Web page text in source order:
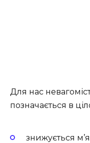
Для нас
позначається в
знижується